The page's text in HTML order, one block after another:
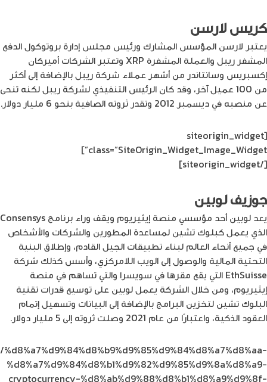
كريس لارسن
يعتبر لارسن المؤسس المشارك ورئيس مجلس إدارة بروتوكول الدفع
المشفر ريبل والعملة المشفرة XRP وتعتبر الشركات أميركان
إكسبريس وسانتاندر من أشهر عملاء شركة ريبل بالإضافة إلى أكثر
من 100 عميل آخر، وقد كان الرئيس التنفيذي لشركة ريبل لكنه تنحى
عن منصبه في ديسمبر 2012 وتقدر ثروته الصافية بنحو 6 مليار دولار.
[siteorigin_widget
class=”SiteOrigin_Widget_Image_Widget”]
[/siteorigin_widget]
جوزيف لوبين
يعد لوبين أحد مؤسسي منصة إيثيريوم ويقف وراء برنامج Consensys
الذي يعمل كبلوك تشين لمساعدة المطورين والشركات والأشخاص
في جميع أنحاء العالم لبناء تطبيقات الجيل القادم، وإطلاق البنية
التحتية المالية والوصول إلى الويب اللامركزي، وأسس كذلك شركة
EthSuisse التي يقع مقرها في سويسرا والتي تساهم في منصة
إيثيريوم، ومن خلال الشركة يعمل لوبين على توسيع قدرات تقنية
البلوك تشين لتخزين البرامج بالإضافة إلى البيانات وتسهيل إتمام
العقود الذكية، واعتبارًا من عام 2021 وصلت ثروته إلى 5 مليار دولار.
%d8%a7%d9%84%d8%b1%d9%82%d9%85%d9%8a%d8%a9-
cryptocurrency-%d8%ab%d9%88%d8%b1%d8%a9%d9%8f-